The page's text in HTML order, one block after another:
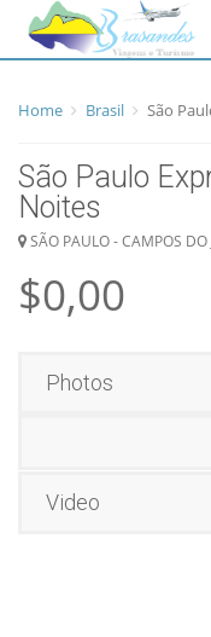
Home Brasil São
São Paulo
Noites
SÃO PAULO - CAMPOS DO
$0,00
Photos
Video